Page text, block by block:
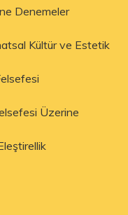
Denemeler
Kültür ve Estetik
Üzerine